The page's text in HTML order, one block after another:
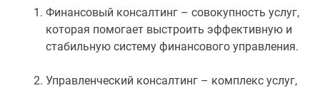
Финансовый консалтинг – совокупность услуг,
которая помогает выстроить эффективную и
стабильную систему финансового управления.
Управленческий консалтинг – комплекс услуг,